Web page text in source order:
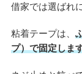
借家では選ばれ
粘着テープは、
プ）で固定しま